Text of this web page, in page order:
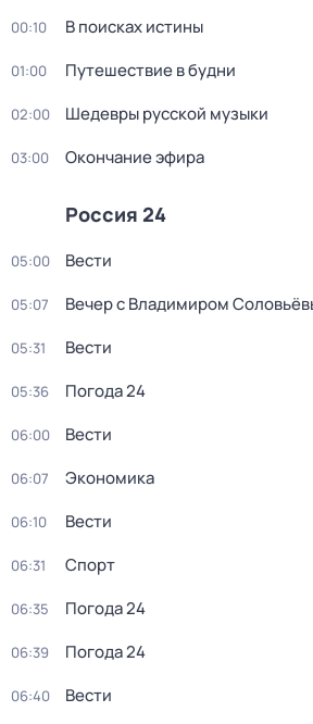
00:10 В поисках истины
01:00 Путешествие в будни
02:00 Шедевры русской музыки
03:00 Окончание эфира
Россия 24
05:00 Вести
05:07 Вечер с Владимиром
05:31 Вести
05:36 Погода 24
06:00 Вести
06:07 Экономика
06:10 Вести
06:31 Спорт
06:35 Погода 24
06:39 Погода 24
06:40 Вести